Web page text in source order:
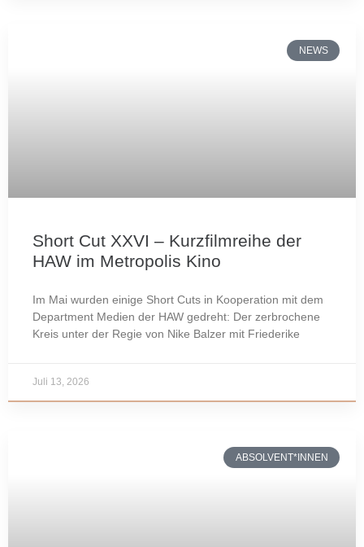
NEWS
Short Cut XXVI – Kurzfilmreihe der
HAW im Metropolis Kino
Im Mai wurden einige Short Cuts in Kooperation mit dem
Department Medien der HAW gedreht: Der zerbrochene
Kreis unter der Regie von Nike Balzer mit Friederike
Juli 13, 2026
ABSOLVENT*INNEN